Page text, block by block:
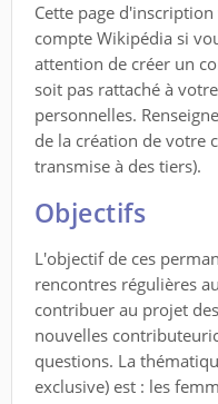
Cette page
compte Wikipédia si
attention de créer un
soit pas rattaché à
personnelles.
de la création de votre
transmise à des tiers).
Objectifs
L'objectif de ces
rencontres régulières
contribuer au projet
nouvelles
questions. La
exclusive) est : les